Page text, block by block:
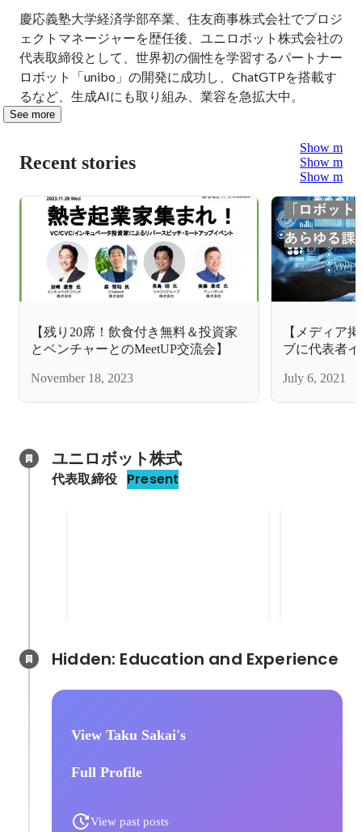
慶応義塾大学経済学部卒業、住友商事株式会社でプロジ
ェクトマネージャーを歴任後、ユニロボット株式会社の
代表取締役として、世界初の個性を学習するパートナー
ロボット「unibo」の開発に成功し、ChatGTPを搭載す
るなど、生成AIにも取り組み、業容を急拡大中。
See more
Recent stories
Show more
Show more
Show more
【残り20席！飲食付き無料＆投資家
とベンチャーとのMeetUP交流会】
November 18, 2023
【メディア
ブに代表者
July 6, 2021
ユニロボット株式
代表取締役 Present
View Taku Sakai's
Full Profile
View past posts